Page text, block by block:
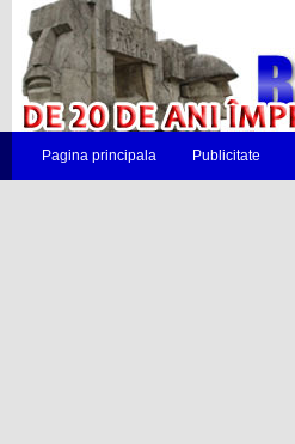
Pagina principala Publicitate